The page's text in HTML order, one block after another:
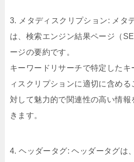
3. メタディスクリプション: メタ
は、検索エンジン結果ページ（
ージの要約です。
キーワードリサーチで特定した
ィスクリプションに適切に含める
対して魅力的で関連性の高い情
きます。
4. ヘッダータグ: ヘッダータグは